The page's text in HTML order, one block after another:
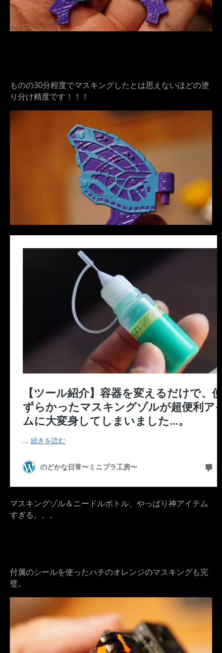
ものの30分程度でマスキングしたとは思えないほどの塗
り分け精度です！！！
マスキングゾル＆ニードルボトル、やっぱり神アイテム
すぎる。。。
付属のシールを使ったハチのオレンジのマスキングも完
璧。